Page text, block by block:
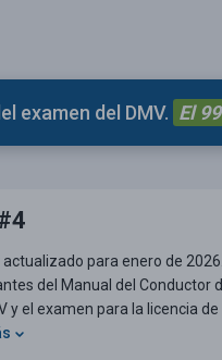
examen del DMV. El
para enero de
del Manual del Conductor
y el examen para la licencia